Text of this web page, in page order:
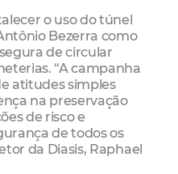
o uso do túnel
Bezerra como
de circular
“A campanha
atitudes simples
na preservação
de risco e
de todos os
da Diasis, Raphael